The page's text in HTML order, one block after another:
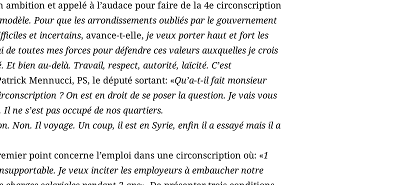
ambition et appelé à l’audace pour faire de la 4e circonscription
Pour que les arrondissements oubliés par le gouvernement
et incertains, avance-t-elle, je veux porter haut et fort les
toutes mes forces pour défendre ces valeurs auxquelles je crois
bien au-delà. Travail, respect, autorité, laïcité. C’est
Mennucci, PS, le député sortant: «Qu’a-t-il fait monsieur
? On est en droit de se poser la question. Je vais vous
ne s’est pas occupé de nos quartiers.
Non. Il voyage. Un coup, il est en Syrie, enfin il a essayé mais il a
point concerne l’emploi dans une circonscription où: «1
Je veux inciter les employeurs à embaucher notre